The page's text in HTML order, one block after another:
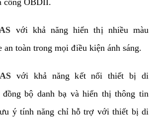
với khả năng hiển thị nhiều màu
an toàn trong mọi điều kiện ánh sáng.
với khả năng kết nối thiết bị di
đồng bộ danh bạ và hiển thị thông tin
ý tính năng chỉ hỗ trợ với thiết bị di